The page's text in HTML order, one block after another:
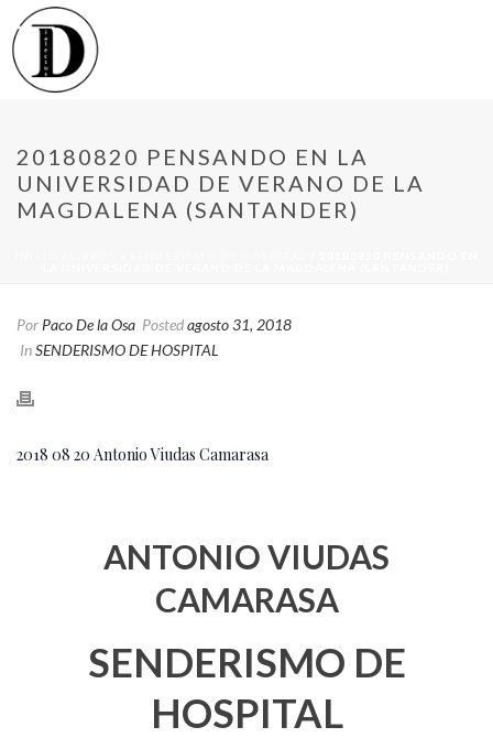
20180820 PENSANDO EN LA
UNIVERSIDAD DE VERANO DE LA
MAGDALENA (SANTANDER)
Por Paco De la Osa Postedagosto 31, 2018
InSENDERISMO DE HOSPITAL
2018 08 20 Antonio Viudas Camarasa
ANTONIO VIUDAS
CAMARASA
SENDERISMO DE
HOSPITAL